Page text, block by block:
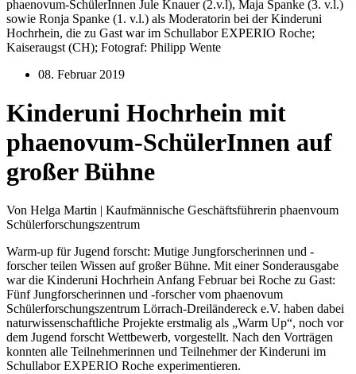
phaenovum-SchülerInnen Jule Knauer (2.v.l), Maja Spanke (3. v.l.)
sowie Ronja Spanke (1. v.l.) als Moderatorin bei der Kinderuni
Hochrhein, die zu Gast war im Schullabor EXPERIO Roche;
Kaiseraugst (CH); Fotograf: Philipp Wente
08. Februar 2019
Kinderuni Hochrhein mit
phaenovum-SchülerInnen auf
großer Bühne
Von Helga Martin | Kaufmännische Geschäftsführerin phaenvoum
Schülerforschungszentrum
Warm-up für Jugend forscht: Mutige Jungforscherinnen und -
forscher teilen Wissen auf großer Bühne. Mit einer Sonderausgabe
war die Kinderuni Hochrhein Anfang Februar bei Roche zu Gast:
Fünf Jungforscherinnen und -forscher vom phaenovum
Schülerforschungszentrum Lörrach-Dreiländereck e.V. haben dabei
naturwissenschaftliche Projekte erstmalig als „Warm Up“, noch vor
dem Jugend forscht Wettbewerb, vorgestellt. Nach den Vorträgen
konnten alle Teilnehmerinnen und Teilnehmer der Kinderuni im
Schullabor EXPERIO Roche experimentieren.